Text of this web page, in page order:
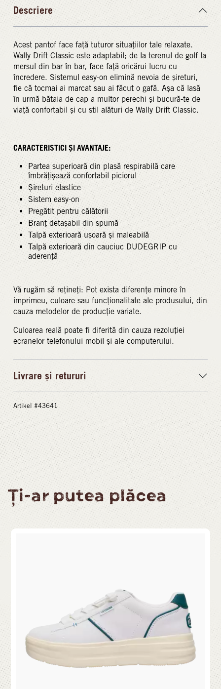
Descriere
Acest pantof face față tuturor situațiilor tale relaxate.
Wally Drift Classic este adaptabil; de la terenul de golf la
mersul din bar în bar, face față oricărui lucru cu
încredere. Sistemul easy-on elimină nevoia de șireturi,
fie că tocmai ai marcat sau ai făcut o gafă. Așa că lasă
în urmă bătaia de cap a multor perechi și bucură-te de
viață confortabil și cu stil alături de Wally Drift Classic.
CARACTERISTICI ȘI AVANTAJE:
Partea superioară din plasă respirabilă care
îmbrățișează confortabil piciorul
Șireturi elastice
Sistem easy-on
Pregătit pentru călătorii
Branț detașabil din spumă
Talpă exterioară ușoară și maleabilă
Talpă exterioară din cauciuc DUDEGRIP cu
aderență
Vă rugăm să rețineți: Pot exista diferențe minore în
imprimeu, culoare sau funcționalitate ale produsului, din
cauza metodelor de producție variate.
Culoarea reală poate fi diferită din cauza rezoluției
ecranelor telefonului mobil și ale computerului.
Livrare și retururi
Artikel #43641
Ți-ar putea plăcea